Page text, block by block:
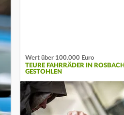
Wert über 100.000 Euro
TEURE FAHRRÄDER IN ROSBACH
GESTOHLEN